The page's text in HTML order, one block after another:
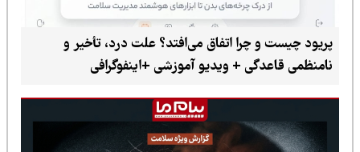
پریود چیست و چرا اتفاق می‌افتد؟ علت درد، تأخیر و
نامنظمی قاعدگی + ویدیو آموزشی +اینفوگرافی